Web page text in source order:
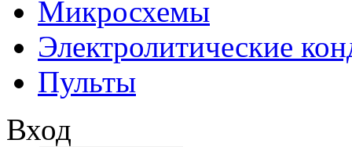
Микросхемы
Электролитические
Пульты
Вход